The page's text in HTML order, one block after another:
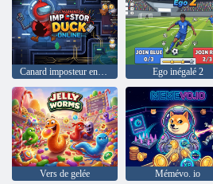
Canard imposteur en ligne Ego inégalé 2
Vers de gelée Mémévo. io